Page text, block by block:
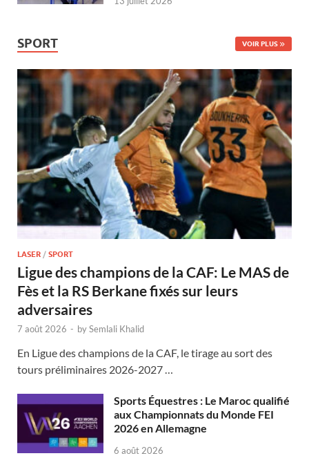
SPORT VOIR PLUS
LASER / SPORT
Ligue des champions de la CAF: Le MAS de
Fès et la RS Berkane fixés sur leurs
adversaires
7 août 2026 - bySemlali Khalid
En Ligue des champions de la CAF, le tirage au sort des
tours préliminaires 2026-2027 …
Sports Équestres : Le Maroc qualifié
aux Championnats du Monde FEI
2026 en Allemagne
6 août 2026